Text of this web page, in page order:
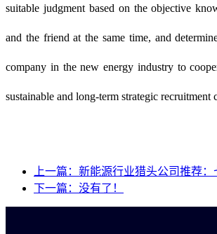
suitable judgment based on the objective
and the friend at the same time, and
company in the new energy industry to
sustainable and long-term strategic recruitment
上一篇：新能源行业猎头公司推荐
下一篇：没有了！